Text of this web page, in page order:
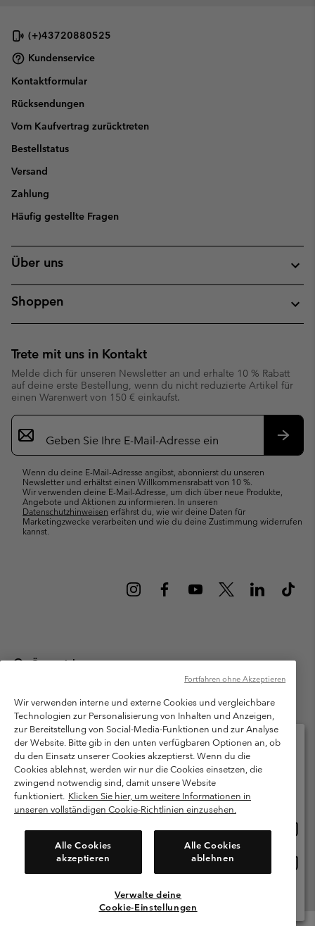
(+)43720880525
Kundenservice
Kontaktformular
Rücksendungen
Vom Kaufvertrag zurücktreten
Bestellstatus
Versand
Zahlung
Häufig gestellte Fragen
Über uns
Shoppen
Trete mit uns in Kontakt
Melde dich für unseren Newsletter an und erhalte 10 % Rabatt
auf deine erste Bestellung, wenn du nicht reduzierte Artikel für
einen Warenwert von 150 € einkaufst.
Newsletter-
Anmeldung
Wenn du deine E-Mail-Adresse angibst, abonnierst du unseren
Newsletter und erhältst einen Willkommensrabatt von 10 %.
Wir verwenden deine E-Mail-Adresse, um dich über neue Produkte,
Angebote und Aktionen zu informieren. In unseren
Datenschutzhinweisen erfährst du, wie wir deine Daten für
Marketingzwecke verarbeiten und wie du deine Zustimmung widerrufen
kannst.
Österreich
Columbia Sportswear Austria GmbH. Moosfeldstraße 1, 5101
Bergheim, Salzburg Österreich. Alle Rechte vorbehalten.
Nutzungsbedingungen
Allgemeine Verkaufsbedingungen
Garantie
Datenschutzerklärung
Bestimmungen und Bedingungen des Mitglieder Programms
Nutzungsbedingungen Für Nutzergenerierte Inhalte
Cookies
Kundenservice: Mo- Fr. 9:00 - 13:00 & 14:00- 18:00 Uhr
(+)43720880525
Wir verwenden interne und externe Cookies und vergleichbare
Technologien zur Personalisierung von Inhalten und Anzeigen,
zur Bereitstellung von Social-Media-Funktionen und zur Analyse
der Website. Bitte gib in den unten verfügbaren Optionen an, ob
du den Einsatz unserer Cookies akzeptierst. Wenn du die
Cookies ablehnst, werden wir nur die Cookies einsetzen, die
zwingend notwendig sind, damit unsere Website
funktioniert. Klicken Sie hier, um weitere Informationen in
unseren vollständigen Cookie-Richtlinien einzusehen.
Alle Cookies
akzeptieren
Alle Cookies
ablehnen
Verwalte deine
Cookie-Einstellungen
Fortfahren ohne Akzeptieren
Bitte wählen Sie Ihr Lieferland und Ihre Sprache
Online-Einkauf verfügbar
Österreich
Alle Länder Anzeigen